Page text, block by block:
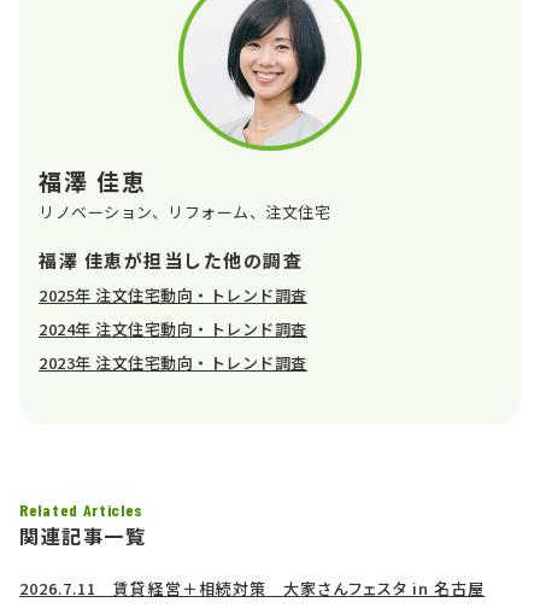
福澤 佳恵
リノベーション、リフォーム、注文住宅
福澤 佳恵が担当した他の調査
2025年 注文住宅動向・トレンド調査
2024年 注文住宅動向・トレンド調査
2023年 注文住宅動向・トレンド調査
Related Articles
関連記事一覧
2026.7.11 賃貸経営＋相続対策 大家さんフェスタ in 名古屋